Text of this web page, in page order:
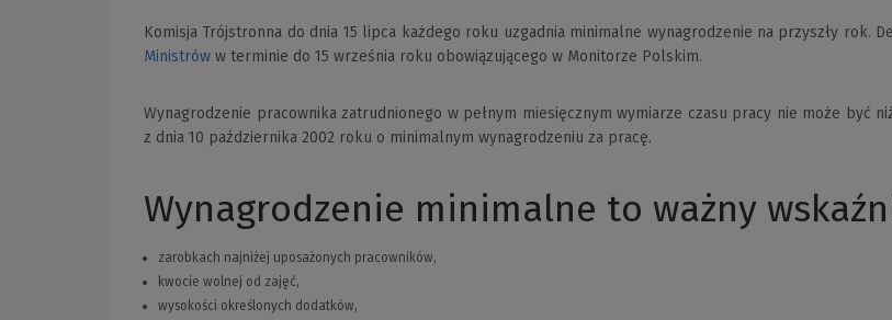
Komisja Trójstronna do dnia 15 lipca każdego roku uzgadnia minimalne wynagrodzenie na przyszły rok.
Ministrów w terminie do 15 września roku obowiązującego w Monitorze Polskim.
Wynagrodzenie pracownika zatrudnionego w pełnym miesięcznym wymiarze czasu pracy nie może być
z dnia 10 października 2002 roku o minimalnym wynagrodzeniu za pracę.
Wynagrodzenie minimalne to ważny
zarobkach najniżej uposażonych pracowników,
kwocie wolnej od zajęć,
wysokości określonych dodatków,